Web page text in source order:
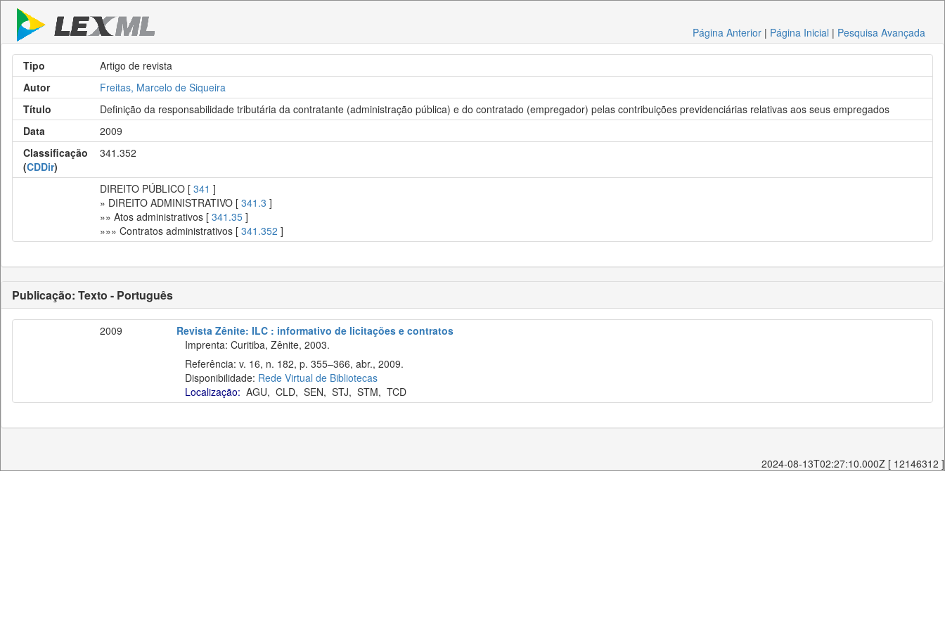
Página Anterior | Página Inicial | Pesquisa Avançada
Tipo
Artigo de revista
Autor
Freitas, Marcelo de Siqueira
Título
Definição da responsabilidade tributária da contratante (administração pública) e do contratado (empregador) pelas contribuições previdenciárias relativas aos seus empregados
Data
2009
Classificação
(CDDir)
341.352
DIREITO PÚBLICO [ 341 ]
» DIREITO ADMINISTRATIVO [ 341.3 ]
»» Atos administrativos [ 341.35 ]
»»» Contratos administrativos [ 341.352 ]
Publicação: Texto - Português
2009
Revista Zênite: ILC : informativo de licitações e contratos
Imprenta: Curitiba, Zênite, 2003.
Referência: v. 16, n. 182, p. 355–366, abr., 2009.
Disponibilidade: Rede Virtual de Bibliotecas
Localização: AGU, CLD, SEN, STJ, STM, TCD
2024-08-13T02:27:10.000Z [ 12146312 ]